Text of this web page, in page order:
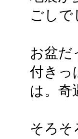
ごしで
お盆だ
付きっ
は。奇
そろそ